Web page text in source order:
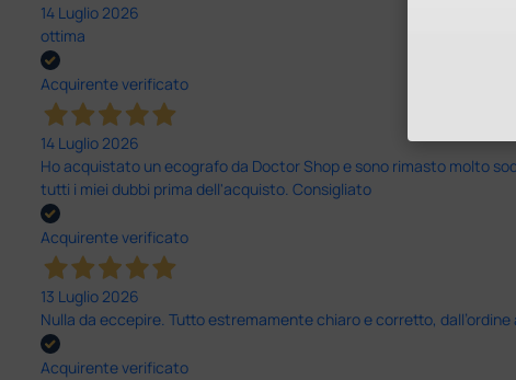
14 Luglio 2026
ottima
Acquirente verificato
14 Luglio 2026
Ho acquistato un ecografo da Doctor Shop e sono rimasto molto
tutti i miei dubbi prima dell'acquisto. Consigliato
Acquirente verificato
13 Luglio 2026
Nulla da eccepire. Tutto estremamente chiaro e corretto, dall’ordine
Acquirente verificato